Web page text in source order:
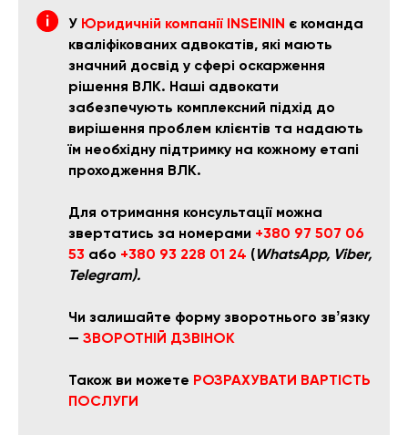
У Юридичній компанії INSEININ є команда
кваліфікованих адвокатів, які мають
значний досвід у сфері оскарження
рішення ВЛК. Наші адвокати
забезпечують комплексний підхід до
вирішення проблем клієнтів та надають
їм необхідну підтримку на кожному етапі
проходження ВЛК.
Для отримання консультації можна
звертатись за номерами +380 97 507 06
53 або +380 93 228 01 24 (WhatsApp, Viber,
Telegram).
Чи залишайте форму зворотнього звʼязку
— ЗВОРОТНІЙ ДЗВІНОК
Також ви можете РОЗРАХУВАТИ ВАРТІСТЬ
ПОСЛУГИ